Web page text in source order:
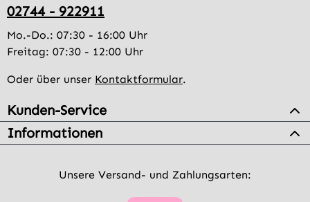
02744 - 922911
Mo.-Do.: 07:30 - 16:00 Uhr
Freitag: 07:30 - 12:00 Uhr
Oder über unser Kontaktformular.
Kunden-Service
Informationen
Unsere Versand- und Zahlungsarten: